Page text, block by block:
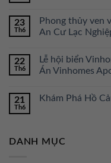
23
Th6
Phong thủy ven
An Cư Lạc
22
Th6
Lễ hội biển
Án Vinhomes
21
Th6
Khám Phá Hồ
DANH MỤC